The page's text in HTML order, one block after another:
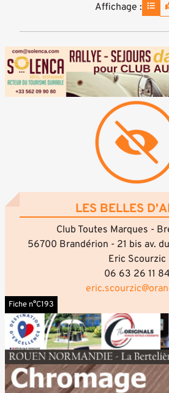
Affichage :
LES BELLES
Club Toutes Marques -
56700 Brandérion - 21 bis av.
Eric Scourzic
06 63 26 11
Fiche n°C193